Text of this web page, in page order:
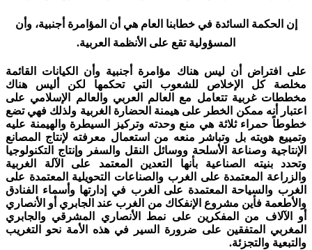
إن الحكمة السائدة في خطابنا العام هي أن المؤامرة أجنبية، وأن
المسؤولية تقع على الأنظمة العربية.
على افتراض أن ليس هناك مؤامرة أجنبية وأن الكيانات القائمة
مخلصة كل الإخلاص للشعوب التي تحكمها لكن أليس هناك
مخططات غربية تتعامل مع العالم العربي والعالم الإسلامي على
اعتبار أنه ممكن الخطر على هيمنة الحضارة الغربية ولذلك فهي تضع
خطوطاً حمراء ثلاثة هي منع وحدته وتركيز السيطرة والهيمنة عليه
وتمييع هويته بل وتباشر منعه من استعمال معرفته لإنتاج المصانع
الإنتاجية وصناعة الأسلحة ووسائل النقل والسفر وإنتاج التكنولوجيا
وتحدد بنيته الصناعية بأنها التعدين المعتمد على الآلة الغربية
والزراعة المعتمدة على الغرب والصناعات التحويلية المعتمدة على
الغرب والسياحة المعتمدة على الغرب في إدارتها وأسماء الفنادق
والأطعمة فأين مشروع الإنفكاك من الغرب عند الجابري أو الأنصاري
أو الآلاف من المفكرين على نمط الأنصاري المشرقي والجابري
المغربي المتفقين على ضرورة السير في هذه الأمة نحو التغريب
والتبعية والتجزئة.